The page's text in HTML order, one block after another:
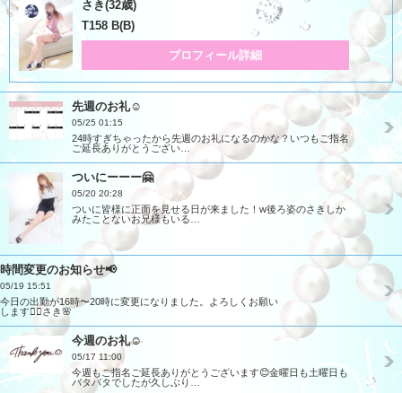
さき(32歳)
T158 B(B)
プロフィール詳細
先週のお礼☺️
05/25 01:15
24時すぎちゃったから先週のお礼になるのかな？いつもご指名
ご延長ありがとうござい…
ついにーーー🤗
05/20 20:28
ついに皆様に正面を見せる日が来ました！w後ろ姿のさきしか
みたことないお兄様もいる…
時間変更のお知らせ📢
05/19 15:51
今日の出勤が16時〜20時に変更になりました。よろしくお願い
します🙇‍♀️さき🌸
今週のお礼☺️
05/17 11:00
今週もご指名ご延長ありがとうございます😊金曜日も土曜日も
バタバタでしたが久しぶり…